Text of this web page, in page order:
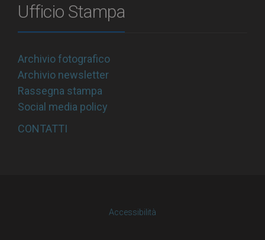
Ufficio Stampa
Archivio fotografico
Archivio newsletter
Rassegna stampa
Social media policy
CONTATTI
Accessibilità